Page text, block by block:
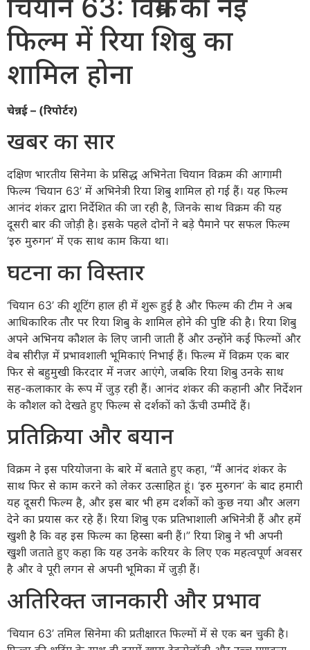
चियान 63: विक्रम की नई
फिल्म में रिया शिबु का
शामिल होना
चेन्नई – (रिपोर्टर)
खबर का सार
दक्षिण भारतीय सिनेमा के प्रसिद्ध अभिनेता चियान विक्रम की आगामी
फिल्म ‘चियान 63’ में अभिनेत्री रिया शिबु शामिल हो गई हैं। यह फिल्म
आनंद शंकर द्वारा निर्देशित की जा रही है, जिनके साथ विक्रम की यह
दूसरी बार की जोड़ी है। इसके पहले दोनों ने बड़े पैमाने पर सफल फिल्म
‘इरु मुरुगन’ में एक साथ काम किया था।
घटना का विस्तार
‘चियान 63’ की शूटिंग हाल ही में शुरू हुई है और फिल्म की टीम ने अब
आधिकारिक तौर पर रिया शिबु के शामिल होने की पुष्टि की है। रिया शिबु
अपने अभिनय कौशल के लिए जानी जाती हैं और उन्होंने कई फिल्मों और
वेब सीरीज़ में प्रभावशाली भूमिकाएं निभाई हैं। फिल्म में विक्रम एक बार
फिर से बहुमुखी किरदार में नजर आएंगे, जबकि रिया शिबु उनके साथ
सह-कलाकार के रूप में जुड़ रही हैं। आनंद शंकर की कहानी और निर्देशन
के कौशल को देखते हुए फिल्म से दर्शकों को ऊँची उम्मीदें हैं।
प्रतिक्रिया और बयान
विक्रम ने इस परियोजना के बारे में बताते हुए कहा, “मैं आनंद शंकर के
साथ फिर से काम करने को लेकर उत्साहित हूं। ‘इरु मुरुगन’ के बाद हमारी
यह दूसरी फिल्म है, और इस बार भी हम दर्शकों को कुछ नया और अलग
देने का प्रयास कर रहे हैं। रिया शिबु एक प्रतिभाशाली अभिनेत्री हैं और हमें
खुशी है कि वह इस फिल्म का हिस्सा बनी हैं।” रिया शिबु ने भी अपनी
खुशी जताते हुए कहा कि यह उनके करियर के लिए एक महत्वपूर्ण अवसर
है और वे पूरी लगन से अपनी भूमिका में जुड़ी हैं।
अतिरिक्त जानकारी और प्रभाव
‘चियान 63’ तमिल सिनेमा की प्रतीक्षारत फिल्मों में से एक बन चुकी है।